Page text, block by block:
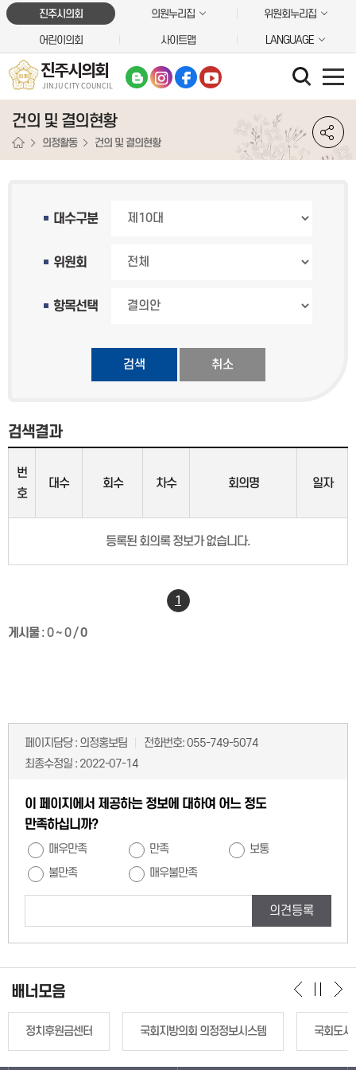
본문바로가기진주시의회 의원누리집 위원회누리집
어린이의회 사이트맵 LANGUAGE
진주시의회
JINJU CITY COUNCIL
건의 및 결의현황
의정활동 건의 및 결의현황
대수구분
위원회
항목선택
검색
검색결과
번
호
대수 회수 차수 회의명 일자
등록된 회의록 정보가 없습니다.
1
게시물:0 ~ 0/0
페이지담당 : 의정홍보팀 전화번호:055-749-5074
최종수정일 : 2022-07-14
이 페이지에서 제공하는 정보에 대하여 어느 정도
만족하십니까?
매우만족 만족
보통
불만족
매우불만족
의견등록
배너모음
정치후원금센터 국회지방의회 의정정보시스템 국회도서